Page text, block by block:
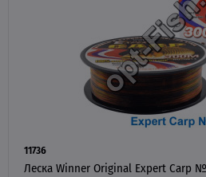
11736
Леска Winner Original Expert Carp